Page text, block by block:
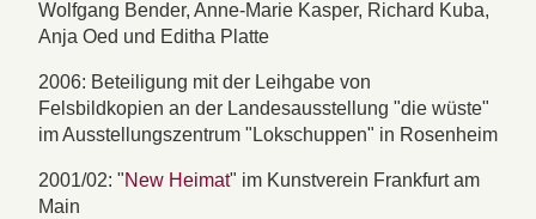
Wolfgang Bender, Anne-Marie Kasper, Richard Kuba,
Anja Oed und Editha Platte
2006: Beteiligung mit der Leihgabe von
Felsbildkopien an der Landesausstellung "die wüste"
im Ausstellungszentrum "Lokschuppen" in Rosenheim
2001/02: "New Heimat" im Kunstverein Frankfurt am
Main